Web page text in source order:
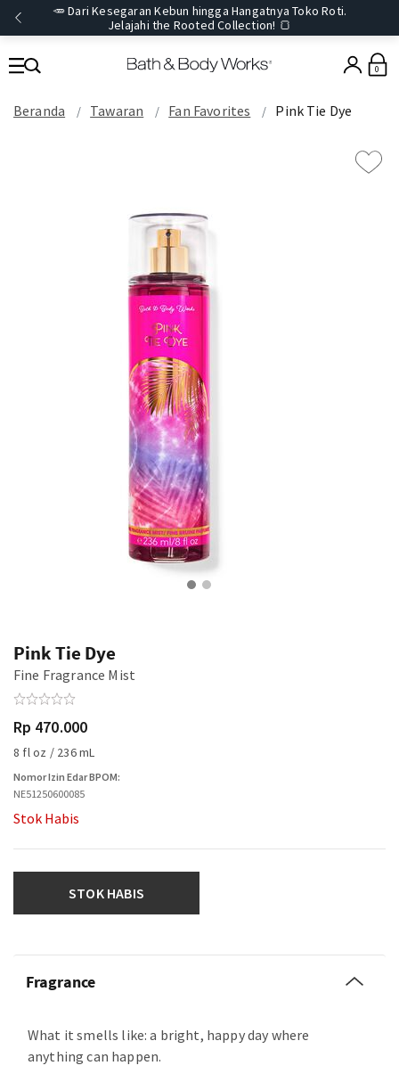
🥕 Dari Kesegaran Kebun hingga Hangatnya Toko Roti.
Jelajahi the Rooted Collection! 🍞
0
Beranda Tawaran Fan Favorites Pink Tie Dye
Pink Tie Dye
Fine Fragrance Mist
Rp 470.000
8 fl oz / 236 mL
Nomor Izin Edar BPOM:
NE51250600085
Stok Habis
STOK HABIS
Fragrance
What it smells like: a bright, happy day where
anything can happen.